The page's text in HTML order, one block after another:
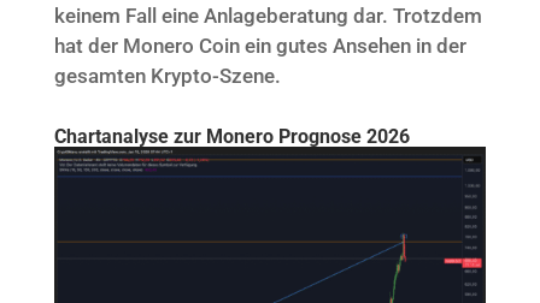
keinem Fall eine Anlageberatung dar. Trotzdem
hat der Monero Coin ein gutes Ansehen in der
gesamten Krypto-Szene.
Chartanalyse zur Monero Prognose 2026